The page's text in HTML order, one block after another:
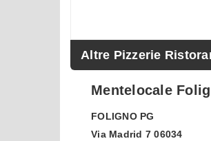
Altre Pizzerie
Mentelocale
FOLIGNO PG
Via Madrid 7 06034